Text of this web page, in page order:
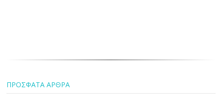
ΠΡΟΣΦΑΤΑ ΑΡΘΡΑ